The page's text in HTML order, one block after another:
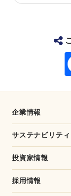
企業情報
サステナビリティ
投資家情報
採用情報